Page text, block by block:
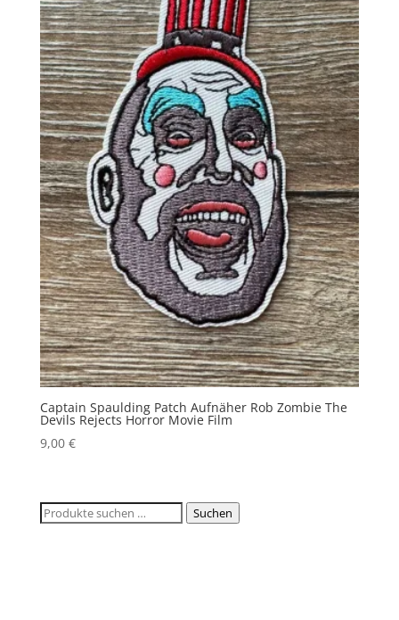
Captain Spaulding Patch Aufnäher Rob Zombie The
Devils Rejects Horror Movie Film
9,00 €
Suchen
Suchen